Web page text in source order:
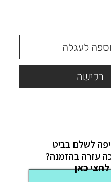
– לו יהי".
לאישה עם נוכחות.
עוצמה, חסד ואור יש בה.
לעגלה
רכישה
לשלם בביט
עזרה בהזמנה?
לחצי כאן